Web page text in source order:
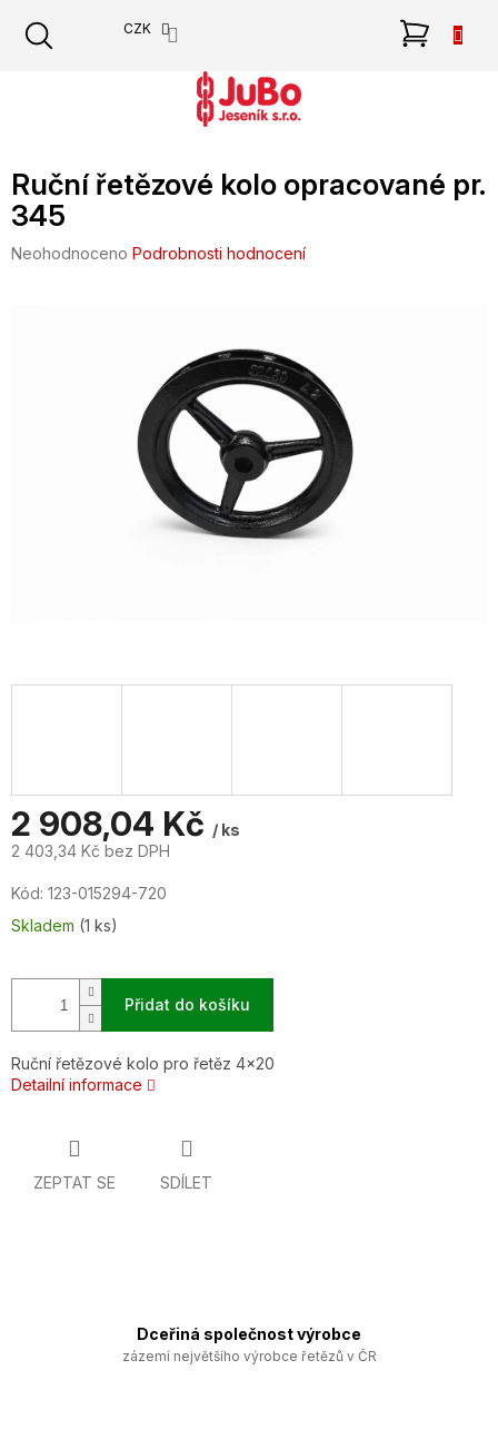
obsah
CZK
Ruční řetězové kolo opracované pr.
345
Průměrné
Neohodnoceno Podrobnosti hodnocení
2 908,04 Kč / ks
2 403,34 Kč bez DPH
cena:
Kód: 123-015294-720
Skladem (1 ks)
Přidat do košíku
Ruční řetězové kolo pro řetěz 4x20
Detailní informace
ZEPTAT SE SDÍLET
Dceřiná společnost výrobce
zázemí největšího výrobce řetězů v ČR